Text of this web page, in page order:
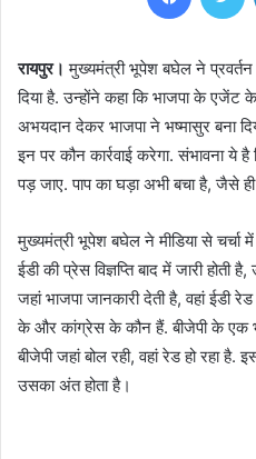
रायपुर। मुख्यमंत्री भूपेश बघेल ने
दिया है. उन्होंने कहा कि भाजपा के एजेंट
अभयदान देकर भाजपा ने भष्मासुर बना
इन पर कौन कार्रवाई करेगा. संभावना ये
पड़ जाए. पाप का घड़ा अभी बचा है, जैसे
मुख्यमंत्री भूपेश बघेल ने मीडिया से चर्चा
ईडी की प्रेस विज्ञप्ति बाद में जारी
जहां भाजपा जानकारी देती है, वहां ईडी
के और कांग्रेस के कौन हैं. बीजेपी के एक
बीजेपी जहां बोल रही, वहां रेड हो रहा
उसका अंत होता है।